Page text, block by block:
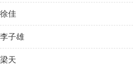
徐佳
李子雄
梁天